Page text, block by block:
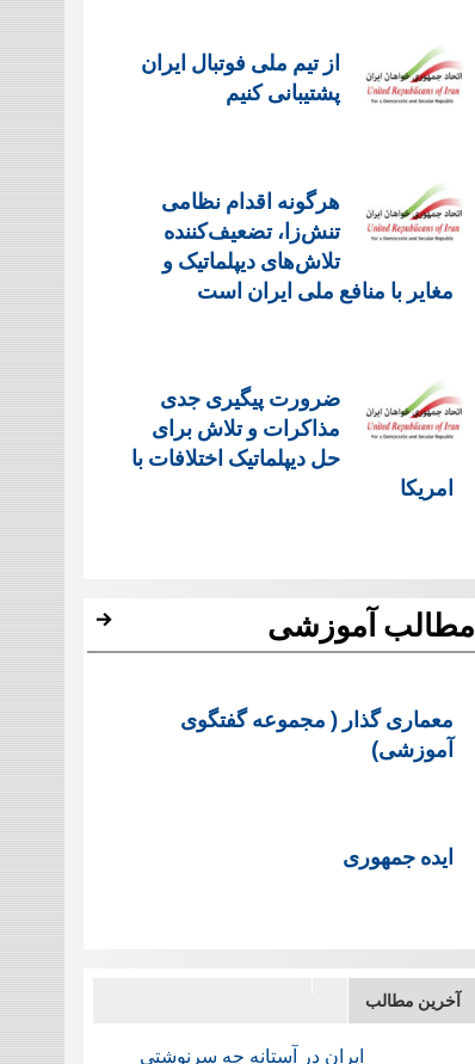
از تیم ملی فوتبال ایران
پشتیبانی کنیم
هرگونه اقدام نظامی
تنش‌زا، تضعیف‌کننده
تلاش‌های دیپلماتیک و
مغایر با منافع ملی ایران است
ضرورت پیگیری جدی
مذاکرات و تلاش برای
حل دیپلماتیک اختلافات با
امریکا
مطالب آموزشی
معماری گذار ( مجموعه گفتگوی
آموزشی)
ایده جمهوری
آخرین مطالب
ایران در آستانه چه سرنوشتی